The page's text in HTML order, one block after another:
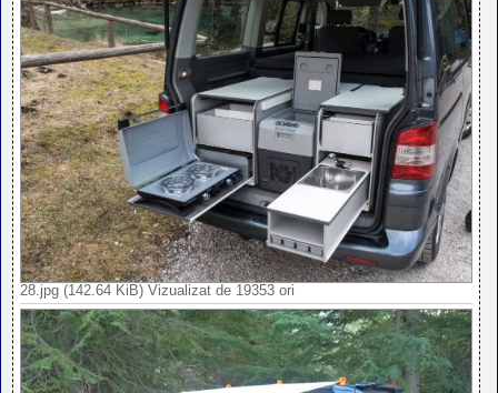
28.jpg (142.64 KiB) Vizualizat de 19353 ori